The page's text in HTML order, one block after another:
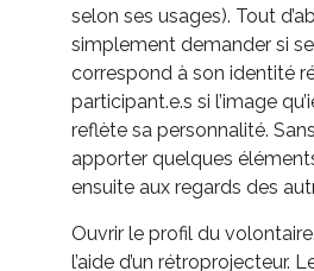
selon ses usages). Tout
simplement demander si
correspond à son identité
participant.e.s si l’image
reflète sa personnalité. Sans
apporter quelques
ensuite aux regards des
Ouvrir le profil du volontaire.
l’aide d’un rétroprojecteur.